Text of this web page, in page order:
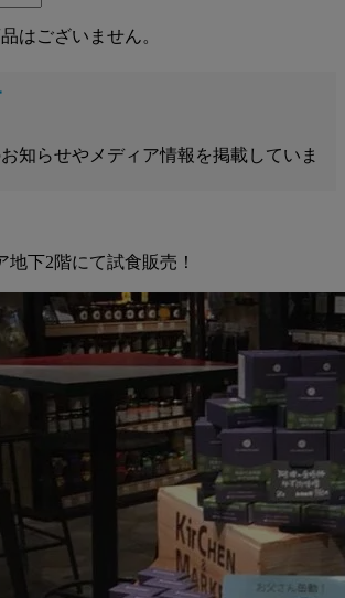
はございません。
知らせやメディア情報を掲載していま
地下2階にて試食販売！